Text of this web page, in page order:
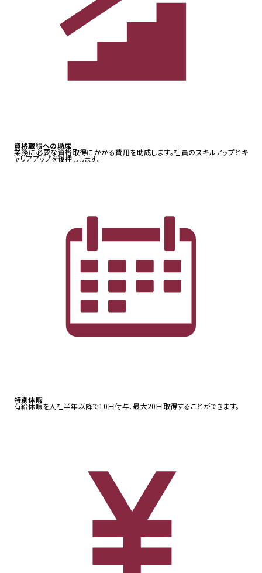
資格取得への助成
業務に必要な資格取得にかかる費用を助成します。社員のスキルアップとキ
ャリアアップを後押しします。
特別休暇
有給休暇を入社半年以降で10日付与、最大20日取得することができます。